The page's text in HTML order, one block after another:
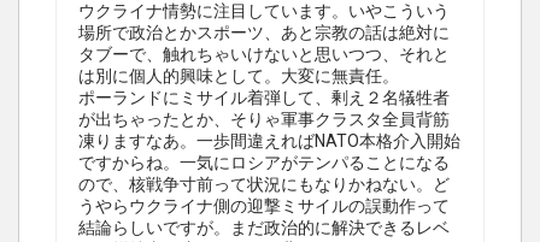
ウクライナ情勢に注目しています。いやこういう
場所で政治とかスポーツ、あと宗教の話は絶対に
タブーで、触れちゃいけないと思いつつ、それと
は別に個人的興味として。大変に無責任。
ポーランドにミサイル着弾して、剰え２名犠牲者
が出ちゃったとか、そりゃ軍事クラスタ全員背筋
凍りますなあ。一歩間違えればNATO本格介入開始
ですからね。一気にロシアがテンパることになる
ので、核戦争寸前って状況にもなりかねない。ど
うやらウクライナ側の迎撃ミサイルの誤動作って
結論らしいですが。まだ政治的に解決できるレベ